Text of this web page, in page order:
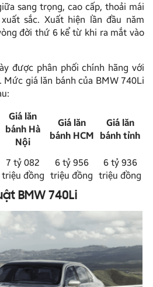
sang trọng, cao cấp, thoải mái
sắc. Xuất hiện lần đầu năm
đời thứ 6 kể từ khi ra mắt vào
được phân phối chính hãng với
giá lăn bánh của BMW 740Li
Giá lăn
bánh Hà
Nội
Giá lăn
bánh HCM
Giá lăn
bánh tỉnh
7 tỷ 082
triệu đồng
6 tỷ 956
triệu đồng
6 tỷ 936
triệu đồng
BMW 740Li